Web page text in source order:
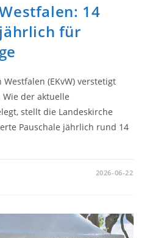
14
für
(EKvW) verstetigt
der aktuelle
stellt die Landeskirche
Pauschale jährlich rund 14
2026-06-22